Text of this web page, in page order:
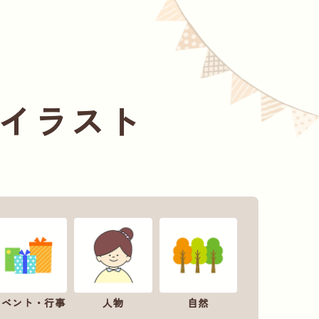
ラスト
ント・行事 人物 自然